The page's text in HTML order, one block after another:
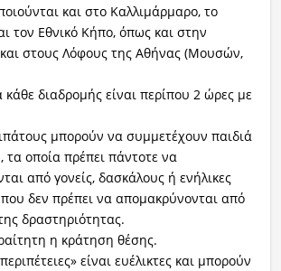
και στο Καλλιμάρμαρο, το
τον Εθνικό Κήπο, όπως και στην
στους Λόφους της Αθήνας (Μουσών,
κάθε διαδρομής είναι περίπου 2 ώρες με
μπορούν να συμμετέχουν παιδιά
τα οποία πρέπει πάντοτε να
από γονείς, δασκάλους ή ενήλικες
δεν πρέπει να απομακρύνονται από
δραστηριότητας.
η κράτηση θέσης.
είναι ευέλικτες και μπορούν